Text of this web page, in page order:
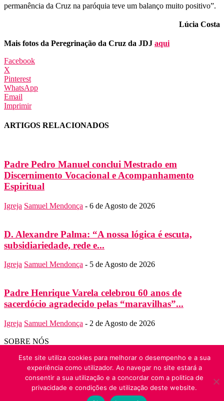
permanência da Cruz na paróquia teve um balanço muito positivo”.
Lúcia Costa
Mais fotos da Peregrinação da Cruz da JDJ aqui
Facebook
X
Pinterest
WhatsApp
Email
Imprimir
ARTIGOS RELACIONADOS
Padre Pedro Manuel conclui Mestrado em
Discernimento Vocacional e Acompanhamento
Espiritual
Igreja Samuel Mendonça - 6 de Agosto de 2026
D. Alexandre Palma: “A nossa lógica é escuta,
subsidiariedade, rede e...
Igreja Samuel Mendonça - 5 de Agosto de 2026
Padre Henrique Varela celebrou 60 anos de
sacerdócio agradecido pelas “maravilhas”...
Igreja Samuel Mendonça - 2 de Agosto de 2026
SOBRE NÓS
Contato: folha.domingo@diocese-algarve.pt
SIGA-NOS
© Folha do Domingo 2026, todos os direitos reservados.
Este site utiliza cookies para melhorar o desempenho e a sua
experiência como utilizador. Ao navegar no site estará a
consentir a sua utilização e a concordar com a politica de
privacidade e condições de utilização deste website.